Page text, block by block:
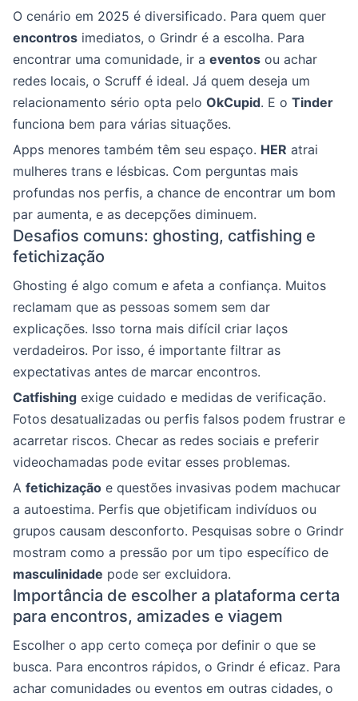
O cenário em 2025 é diversificado. Para quem quer
encontros imediatos, o Grindr é a escolha. Para
encontrar uma comunidade, ir a eventos ou achar
redes locais, o Scruff é ideal. Já quem deseja um
relacionamento sério opta pelo OkCupid. E o Tinder
funciona bem para várias situações.
Apps menores também têm seu espaço. HER atrai
mulheres trans e lésbicas. Com perguntas mais
profundas nos perfis, a chance de encontrar um bom
par aumenta, e as decepções diminuem.
Desafios comuns: ghosting, catfishing e
fetichização
Ghosting é algo comum e afeta a confiança. Muitos
reclamam que as pessoas somem sem dar
explicações. Isso torna mais difícil criar laços
verdadeiros. Por isso, é importante filtrar as
expectativas antes de marcar encontros.
Catfishing exige cuidado e medidas de verificação.
Fotos desatualizadas ou perfis falsos podem frustrar e
acarretar riscos. Checar as redes sociais e preferir
videochamadas pode evitar esses problemas.
A fetichização e questões invasivas podem machucar
a autoestima. Perfis que objetificam indivíduos ou
grupos causam desconforto. Pesquisas sobre o Grindr
mostram como a pressão por um tipo específico de
masculinidade pode ser excluidora.
Importância de escolher a plataforma certa
para encontros, amizades e viagem
Escolher o app certo começa por definir o que se
busca. Para encontros rápidos, o Grindr é eficaz. Para
achar comunidades ou eventos em outras cidades, o